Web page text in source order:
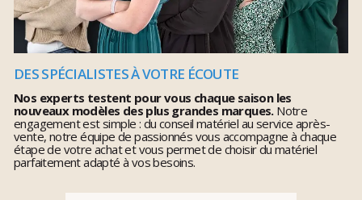
DES SPÉCIALISTES À VOTRE ÉCOUTE
Nos experts testent pour vous chaque saison les
nouveaux modèles des plus grandes marques.Notre
engagement est simple : du conseil matériel au service après-
vente, notre équipe de passionnés vous accompagne à chaque
étape de votre achat et vous permet de choisir du matériel
parfaitement adapté à vos besoins.